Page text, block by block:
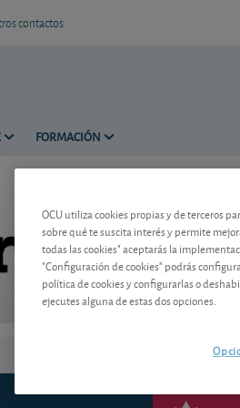
contactos
FORMACIÓN
Tiempo de lectura: 2 min.
OCU utiliza cookies propias y de terceros
sobre qué te suscita interés y permite
todas las cookies" aceptarás la
"Configuración de cookies" podrás
política de cookies y configurarlas o
ejecutes alguna de estas dos opciones.